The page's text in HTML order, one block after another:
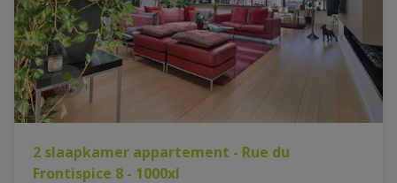
2 slaapkamer appartement - Rue du
Frontispice 8 - 1000xl